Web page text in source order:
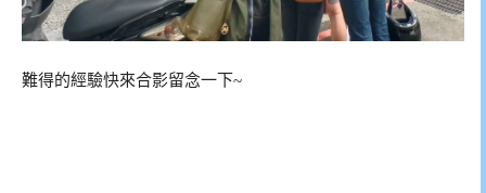
難得的經驗快來合影留念一下~